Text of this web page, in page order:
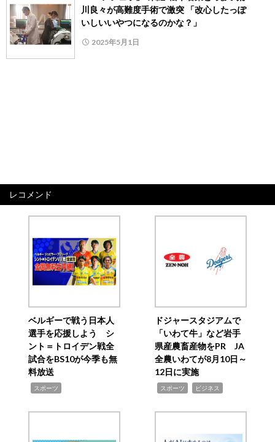
川良々が高難度手術で激突 「改心したっぽ
いしいいやつになるのかな？️」
2025年5月1日
レコメンド
ベルギーで戦う日本人
選手を応援しよう シ
ント＝トロイデン戦全
試合をBS10が今季も無
料放送
スポーツ
ドジャースタジアムで
「いわて牛」など岩手
県産農畜産物をPR JA
全農いわてが8月10日～
12日に実施
スポーツ ビジネス